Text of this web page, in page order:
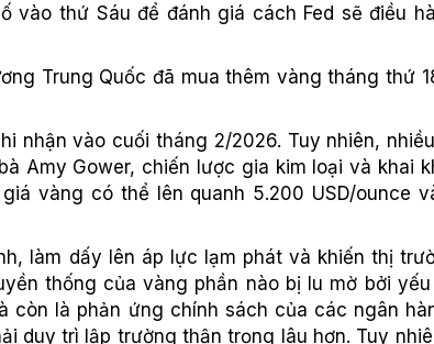
thứ Sáu để đánh giá cách Fed sẽ điều
Trung Quốc đã mua thêm vàng tháng thứ
nhận vào cuối tháng 2/2026. Tuy nhiên,
Amy Gower, chiến lược gia kim loại và khai
vàng có thể lên quanh 5.200 USD/ounce
làm dấy lên áp lực lạm phát và khiến thị
thống của vàng phần nào bị lu mờ bởi
là phản ứng chính sách của các ngân
duy trì lập trường thận trọng lâu hơn. Tuy